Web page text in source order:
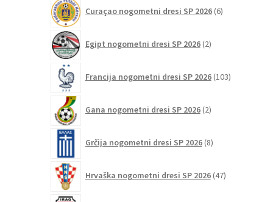
Curaçao nogometni dresi SP 2026 6izdelkov
Egipt nogometni dresi SP 2026 2izdelka
Francija nogometni dresi SP 2026 103izdelki
Gana nogometni dresi SP 2026 2izdelka
Grčija nogometni dresi SP 2026 8izdelkov
Hrvaška nogometni dresi SP 2026 47izdelkov